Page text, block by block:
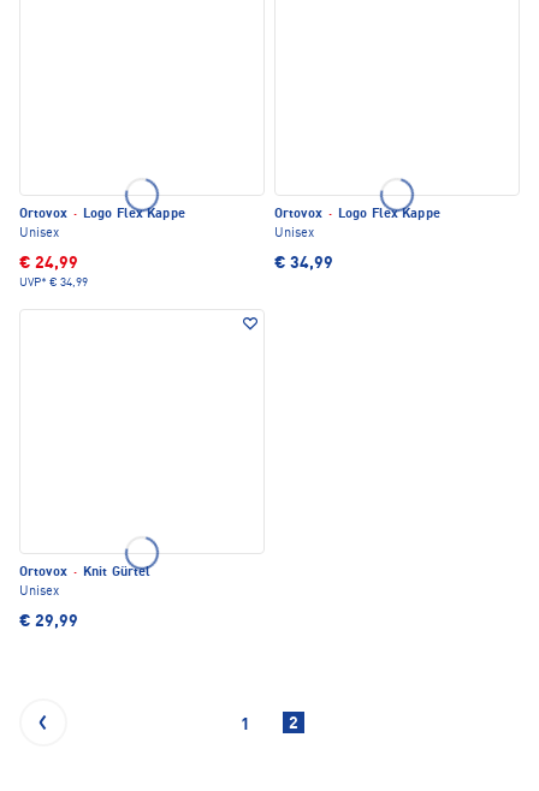
Ortovox · Logo Flex Kappe
Unisex
€ 24,99
UVP* € 34,99
Ortovox · Logo Flex Kappe
Unisex
€ 34,99
Ortovox · Knit Gürtel
Unisex
€ 29,99
1 2